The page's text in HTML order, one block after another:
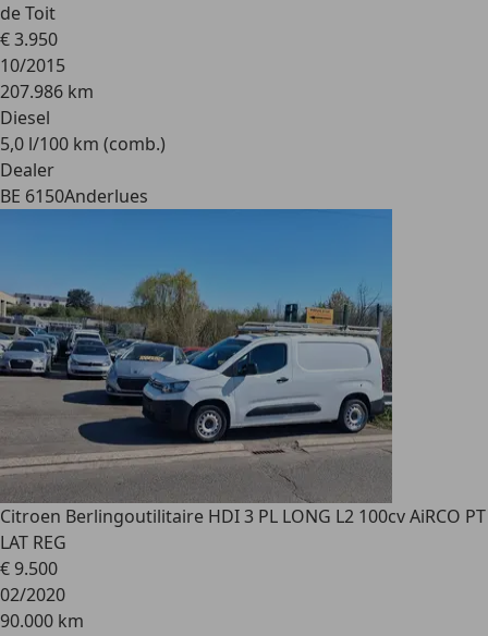
de Toit
€ 3.950
10/2015
207.986 km
Diesel
5,0 l/100 km (comb.)
Dealer
BE 6150Anderlues
Citroen Berlingoutilitaire HDI 3 PL LONG L2 100cv AiRCO PT
LAT REG
€ 9.500
02/2020
90.000 km